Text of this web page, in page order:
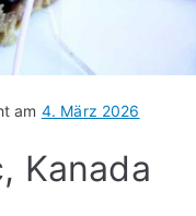
am 4. März 2026
Kanada